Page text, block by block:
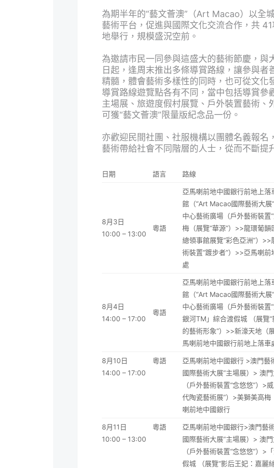
為期半年的“藝文薈澳”（Art Macao）以全
藝術平台，促進與國際文化交流合作，共
地舉行，規模盛況空前。
為邀請市民一同參與這盛大的藝術節慶，與
日起，逢周末推出多條導賞路線，讓參與者
精髓，體會藝術多樣性的同時，也可從文化
導賞路線遊覽點各有不同，當中包括導賞參
主場展、旅遊度假村展覽、戶外裝置藝術、
可獲“藝文薈澳”限量版紀念品一份。
亦歡迎民間社團、社服機構以團體名義報名
藝術帶給社會不同階層的人士，從而不斷提
日期 語言 路線
8月3日
10:00 – 13:00
粵語
亞馬喇前地中國銀行前地上
館（“Art Macao國際藝術大
中心藝術廣場（戶外藝術裝置
梅（展覽“華源”）>>龍環葡
總領事館展覽“彩色亞洲”）
術裝置“踱步者”）>>亞馬喇
處
8月4日
14:00 – 17:00
粵語
亞馬喇前地中國銀行前地上
館（“Art Macao國際藝術大
中心藝術廣場（戶外藝術裝置
銀河TM」綜合渡假城 （展覽
的藝術形象”）>>新濠天地（
馬喇前地中國銀行前地上落車
8月10日
14:00 – 17:00
粵語
亞馬喇前地中國銀行 >澳門藝
國際藝術大展”主場展）> 澳
（戶外藝術裝置“念悠悠”）>
代陶瓷藝術展”）>美獅美高梅
喇前地中國銀行
8月11日
10:00 – 13:00
粵語
亞馬喇前地中國銀行>澳門藝
國際藝術大展”主場展）> 澳
（戶外藝術裝置“念悠悠”）>
假城 （展覽“影后王妃：嘉麗